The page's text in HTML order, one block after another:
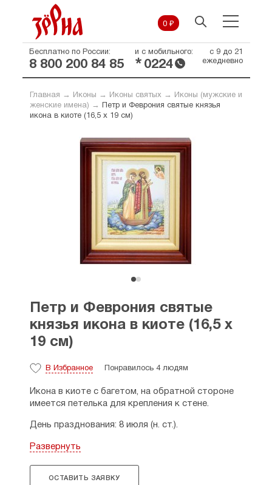
0 ₽
Бесплатно по России:
8 800 200 84 85
и с мобильного:
* 0224
с 9 до 21
ежедневно
Главная → Иконы → Иконы святых→
Иконы (мужские и
женские имена) →
Петр и Феврония святые князья
икона в киоте (16,5 х 19 см)
Петр и Феврония святые
князья икона в киоте (16,5 х
19 см)
В Избранное Понравилось 4 людям
Икона в киоте с багетом, на обратной стороне
имеется петелька для крепления к стене.
День празднования: 8 июля (н. ст.).
Размеры: размер иконы с рамкой - 16,5 х 19 см,
Страна производитель: Россия.
Развернуть
ОСТАВИТЬ ЗАЯВКУ